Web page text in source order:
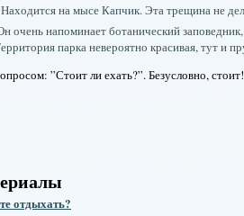
на мысе Капчик. Эта трещина не
очень напоминает ботанический
парка невероятно красивая, тут и
”Стоит ли ехать?”. Безусловно, стоит!
отдыхать?